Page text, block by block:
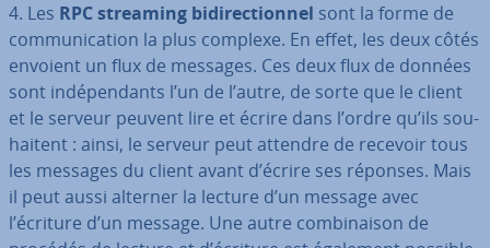
4. Les RPC streaming bi­di­rec­tion­nel sont la forme de
com­mu­ni­ca­tion la plus complexe. En effet, les deux côtés
envoient un flux de messages. Ces deux flux de données
sont in­dé­pen­dants l’un de l’autre, de sorte que le client
et le serveur peuvent lire et écrire dans l’ordre qu’ils sou­
hai­tent : ainsi, le serveur peut attendre de recevoir tous
les messages du client avant d’écrire ses réponses. Mais
il peut aussi alterner la lecture d’un message avec
l’écriture d’un message. Une autre com­bi­nai­son de